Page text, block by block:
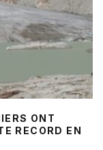
ONT
RECORD EN